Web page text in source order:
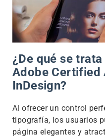
¿De qué se
Adobe Certified
InDesign?
Al ofrecer un control
tipografía, los usuarios
página elegantes y